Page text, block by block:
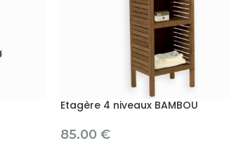
Etagère 4 niveaux BAMBOU
85.00 €